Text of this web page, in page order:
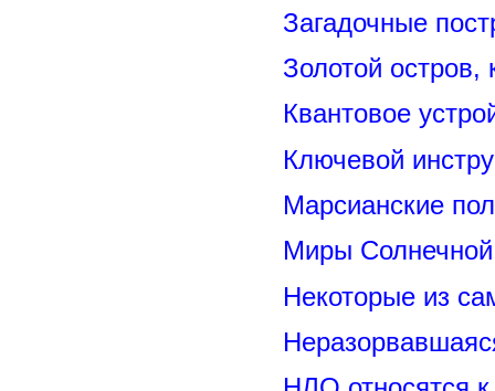
Загадочные
Золотой остров,
Квантовое
Ключевой
Марсианские
Миры
Некоторые из